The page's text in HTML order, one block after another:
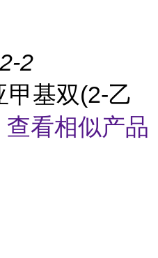
2
甲基双(2-乙
查看相似产品